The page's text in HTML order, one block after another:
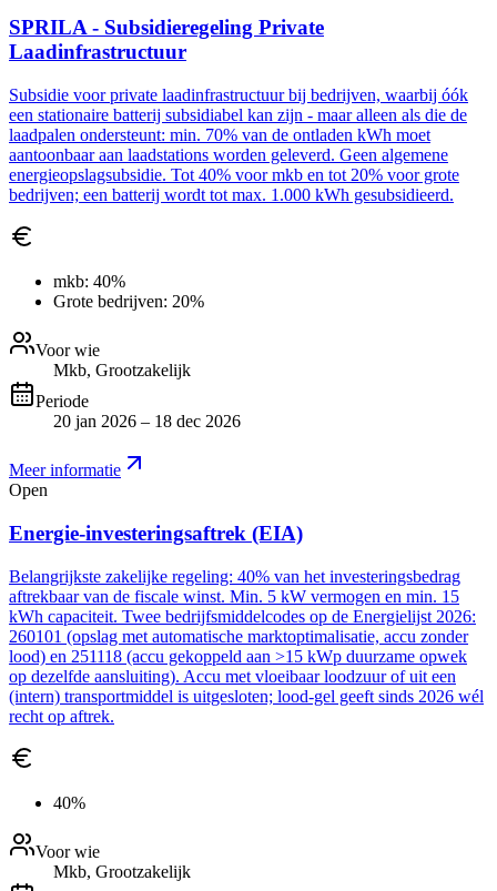
SPRILA - Subsidieregeling Private
Laadinfrastructuur
Subsidie voor private laadinfrastructuur bij bedrijven, waarbij óók
een stationaire batterij subsidiabel kan zijn - maar alleen als die de
laadpalen ondersteunt: min. 70% van de ontladen kWh moet
aantoonbaar aan laadstations worden geleverd. Geen algemene
energieopslagsubsidie. Tot 40% voor mkb en tot 20% voor grote
bedrijven; een batterij wordt tot max. 1.000 kWh gesubsidieerd.
mkb: 40%
Grote bedrijven: 20%
Voor wie
Mkb, Grootzakelijk
Periode
20 jan 2026 – 18 dec 2026
Meer informatie
Open
Energie-investeringsaftrek (EIA)
Belangrijkste zakelijke regeling: 40% van het investeringsbedrag
aftrekbaar van de fiscale winst. Min. 5 kW vermogen en min. 15
kWh capaciteit. Twee bedrijfsmiddelcodes op de Energielijst 2026:
260101 (opslag met automatische marktoptimalisatie, accu zonder
lood) en 251118 (accu gekoppeld aan >15 kWp duurzame opwek
op dezelfde aansluiting). Accu met vloeibaar loodzuur of uit een
(intern) transportmiddel is uitgesloten; lood-gel geeft sinds 2026 wél
recht op aftrek.
40%
Voor wie
Mkb, Grootzakelijk